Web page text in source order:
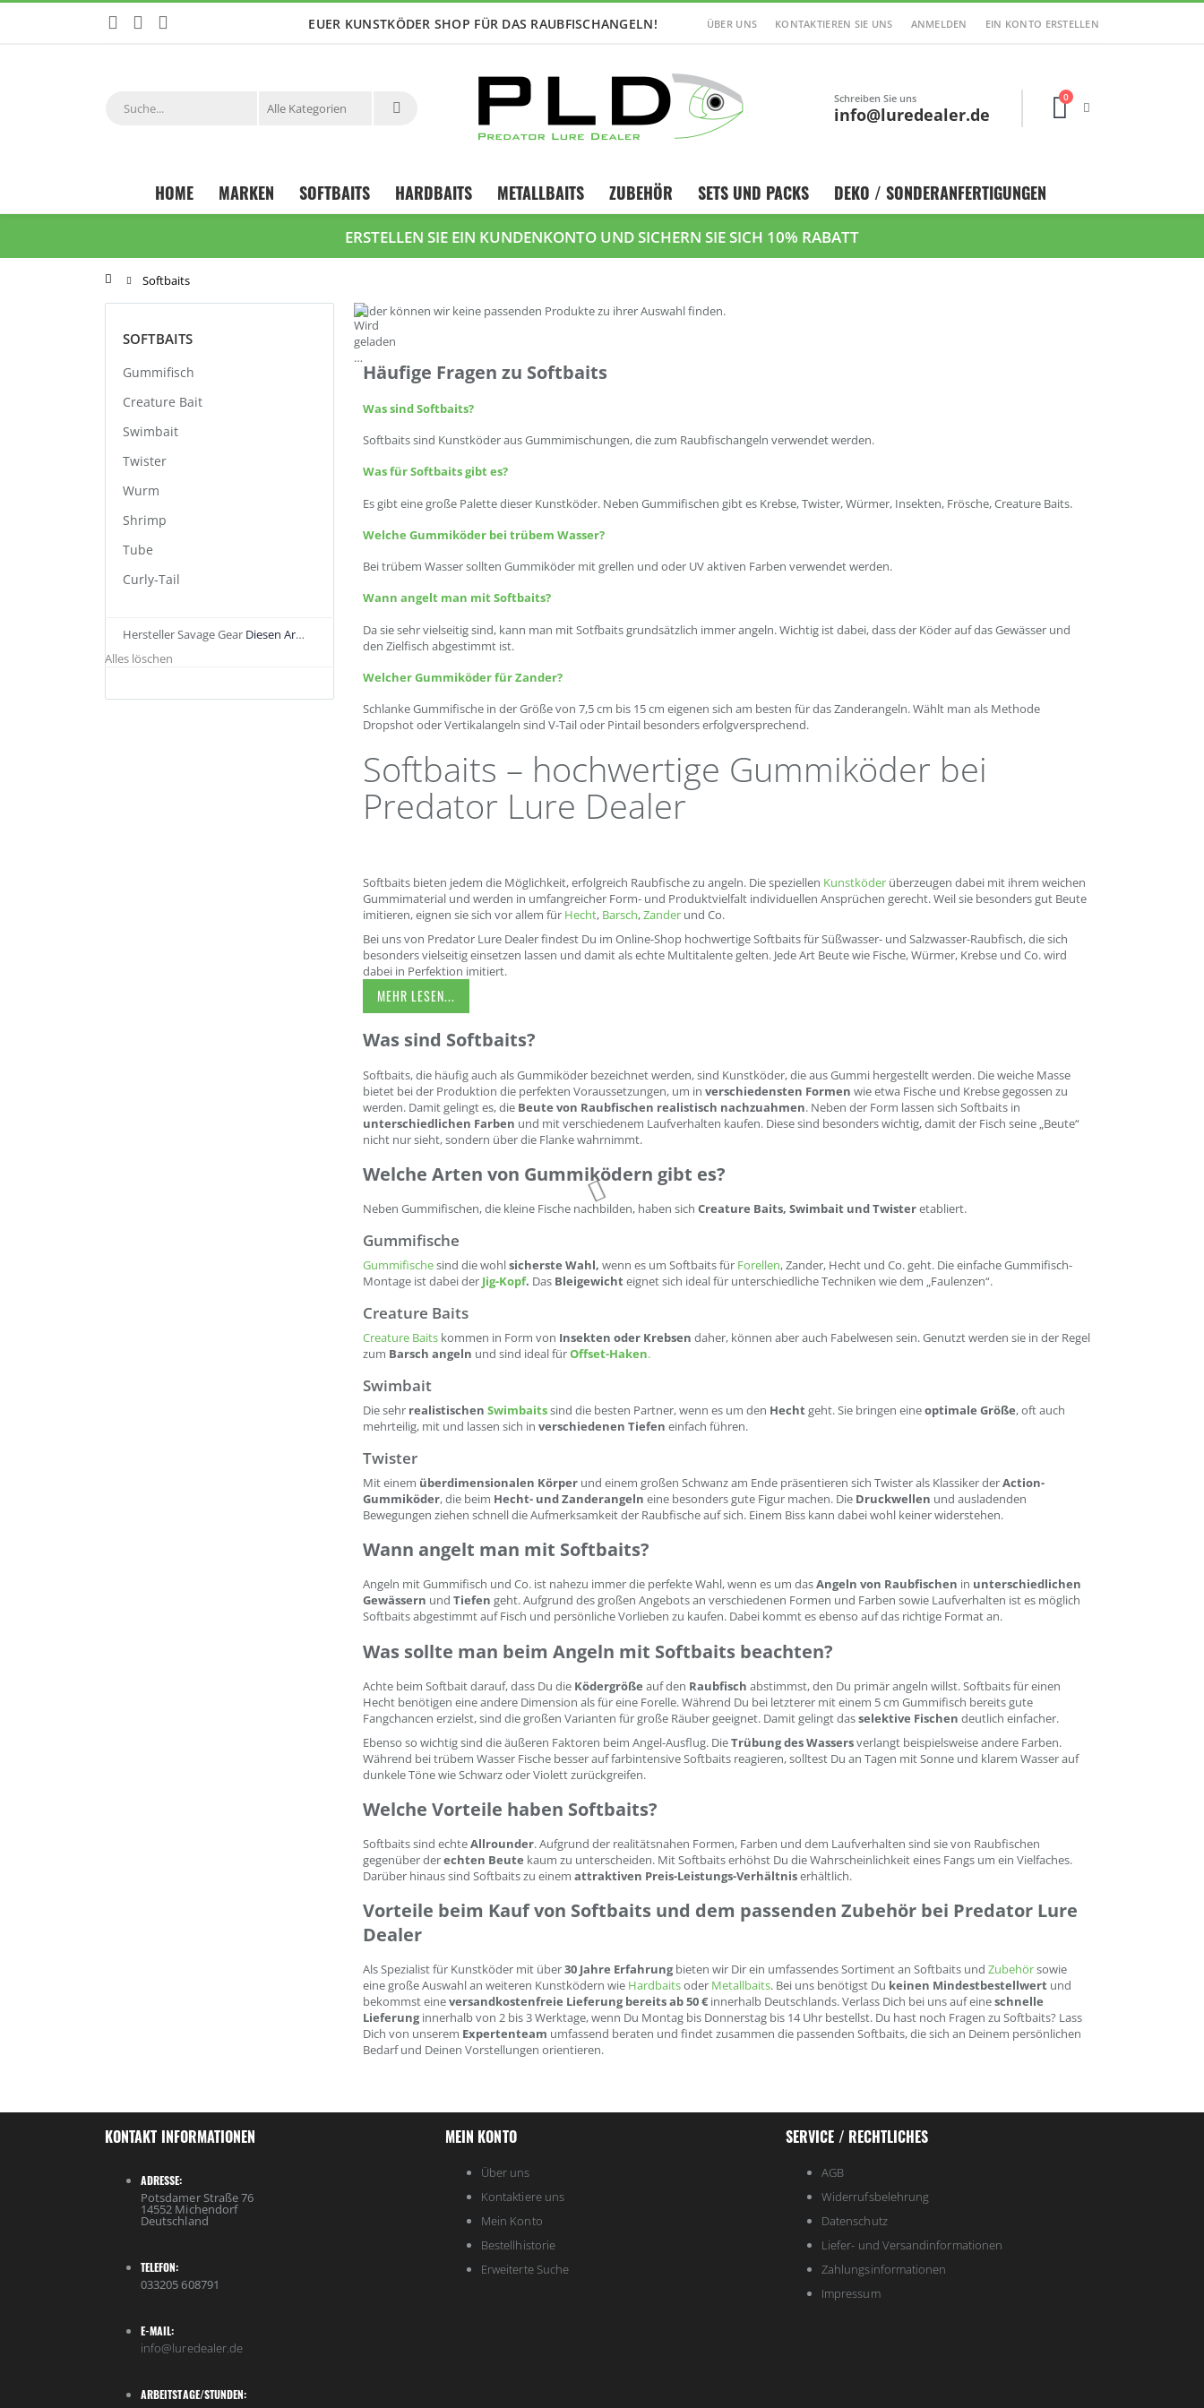
Zum
Inhalt
EUER KUNSTKÖDER SHOP FÜR DAS RAUBFISCHANGELN! ÜBER UNS KONTAKTIEREN SIE UNS ANMELDEN EIN KONTO ERSTELLEN
Cart
0
Schreiben Sie uns
info@luredealer.de
HOME MARKEN SOFTBAITS HARDBAITS METALLBAITS ZUBEHÖR SETS UND PACKS DEKO / SONDERANFERTIGUNGEN
ERSTELLEN SIE EIN KUNDENKONTO UND SICHERN SIE SICH 10% RABATT
Startseite
Softbaits
Leider können wir keine passenden Produkte zu ihrer Auswahl finden.
Häufige Fragen zu Softbaits
Was sind Softbaits?
Softbaits sind Kunstköder aus Gummimischungen, die zum Raubfischangeln verwendet werden.
Was für Softbaits gibt es?
Es gibt eine große Palette dieser Kunstköder. Neben Gummifischen gibt es Krebse, Twister, Würmer, Insekten, Frösche, Creature Baits.
Welche Gummiköder bei trübem Wasser?
Bei trübem Wasser sollten Gummiköder mit grellen und oder UV aktiven Farben verwendet werden.
Wann angelt man mit Softbaits?
Da sie sehr vielseitig sind, kann man mit Sotfbaits grundsätzlich immer angeln. Wichtig ist dabei, dass der Köder auf das Gewässer und
den Zielfisch abgestimmt ist.
Welcher Gummiköder für Zander?
Schlanke Gummifische in der Größe von 7,5 cm bis 15 cm eigenen sich am besten für das Zanderangeln. Wählt man als Methode
Dropshot oder Vertikalangeln sind V-Tail oder Pintail besonders erfolgversprechend.
Softbaits – hochwertige Gummiköder bei
Predator Lure Dealer
Softbaits bieten jedem die Möglichkeit, erfolgreich Raubfische zu angeln. Die speziellen Kunstköderüberzeugen dabei mit ihrem weichen
Gummimaterial und werden in umfangreicher Form- und Produktvielfalt individuellen Ansprüchen gerecht. Weil sie besonders gut Beute
imitieren, eignen sie sich vor allem für Hecht, Barsch,Zanderund Co.
Bei uns von Predator Lure Dealer findest Du im Online-Shop hochwertige Softbaits für Süßwasser- und Salzwasser-Raubfisch, die sich
besonders vielseitig einsetzen lassen und damit als echte Multitalente gelten. Jede Art Beute wie Fische, Würmer, Krebse und Co. wird
dabei in Perfektion imitiert.
MEHR LESEN...
Was sind Softbaits?
Softbaits, die häufig auch als Gummiköder bezeichnet werden, sind Kunstköder, die aus Gummi hergestellt werden. Die weiche Masse
bietet bei der Produktion die perfekten Voraussetzungen, um in verschiedensten Formen wie etwa Fische und Krebse gegossen zu
werden. Damit gelingt es, die Beute von Raubfischen realistisch nachzuahmen. Neben der Form lassen sich Softbaits in
unterschiedlichen Farben und mit verschiedenem Laufverhalten kaufen. Diese sind besonders wichtig, damit der Fisch seine „Beute“
nicht nur sieht, sondern über die Flanke wahrnimmt.
Welche Arten von Gummiködern gibt es?
Neben Gummifischen, die kleine Fische nachbilden, haben sich Creature Baits, Swimbait und Twisteretabliert.
Gummifische
Gummifischesind die wohlsicherste Wahl, wenn es um Softbaits für Forellen, Zander, Hecht und Co. geht. Die einfache Gummifisch-
Montage ist dabei der Jig-Kopf. Das Bleigewichteignet sich ideal für unterschiedliche Techniken wie dem „Faulenzen“.
Creature Baits
Creature Baitskommen in Form von Insekten oder Krebsen daher, können aber auch Fabelwesen sein. Genutzt werden sie in der Regel
zum Barsch angeln und sind ideal fürOffset-Haken.
Swimbait
Die sehr realistischen Swimbaitssind die besten Partner, wenn es um den Hechtgeht. Sie bringen eineoptimale Größe, oft auch
mehrteilig, mit und lassen sich in verschiedenen Tiefen einfach führen.
Twister
Mit einem überdimensionalen Körperund einem großen Schwanz am Ende präsentieren sich Twister als Klassiker derAction-
Gummiköder, die beim Hecht- und Zanderangeln eine besonders gute Figur machen. Die Druckwellen und ausladenden
Bewegungen ziehen schnell die Aufmerksamkeit der Raubfische auf sich. Einem Biss kann dabei wohl keiner widerstehen.
Wann angelt man mit Softbaits?
Angeln mit Gummifisch und Co. ist nahezu immer die perfekte Wahl, wenn es um dasAngeln von Raubfischen in unterschiedlichen
Gewässern und Tiefen geht. Aufgrund des großen Angebots an verschiedenen Formen und Farben sowie Laufverhalten ist es möglich
Softbaits abgestimmt auf Fisch und persönliche Vorlieben zu kaufen. Dabei kommt es ebenso auf das richtige Format an.
Was sollte man beim Angeln mit Softbaits beachten?
Achte beim Softbait darauf, dass Du die Ködergröße auf den Raubfisch abstimmst, den Du primär angeln willst. Softbaits für einen
Hecht benötigen eine andere Dimension als für eine Forelle. Während Du bei letzterer mit einem 5 cm Gummifisch bereits gute
Fangchancen erzielst, sind die großen Varianten für große Räuber geeignet. Damit gelingt dasselektive Fischen deutlich einfacher.
Ebenso so wichtig sind die äußeren Faktoren beim Angel-Ausflug. DieTrübung des Wassersverlangt beispielsweise andere Farben.
Während bei trübem Wasser Fische besser auf farbintensive Softbaits reagieren, solltest Du an Tagen mit Sonne und klarem Wasser auf
dunkele Töne wie Schwarz oder Violett zurückgreifen.
Welche Vorteile haben Softbaits?
Softbaits sind echteAllrounder. Aufgrund der realitätsnahen Formen, Farben und dem Laufverhalten sind sie von Raubfischen
gegenüber derechten Beute kaum zu unterscheiden. Mit Softbaits erhöhst Du die Wahrscheinlichkeit eines Fangs um ein Vielfaches.
Darüber hinaus sind Softbaits zu einem attraktiven Preis-Leistungs-Verhältniserhältlich.
Vorteile beim Kauf von Softbaits und dem passenden Zubehör bei Predator Lure
Dealer
Als Spezialist für Kunstköder mit über30 Jahre Erfahrungbieten wir Dir ein umfassendes Sortiment an Softbaits und Zubehörsowie
eine große Auswahl an weiteren Kunstködern wie Hardbaitsoder Metallbaits. Bei uns benötigst Du keinen Mindestbestellwertund
bekommst eineversandkostenfreie Lieferung bereits ab 50 €innerhalb Deutschlands. Verlass Dich bei uns auf eineschnelle
Lieferunginnerhalb von 2 bis 3 Werktage, wenn Du Montag bis Donnerstag bis 14 Uhr bestellst. Du hast noch Fragen zu Softbaits? Lass
Dich von unserem Expertenteam umfassend beraten und findet zusammen die passenden Softbaits, die sich an Deinem persönlichen
Bedarf und Deinen Vorstellungen orientieren.
SOFTBAITS
Gummifisch
Creature Bait
Swimbait
Twister
Wurm
Shrimp
Tube
Curly-Tail
HerstellerSavage Gear Diesen Artikel entfernen
Alles löschen
KONTAKT INFORMATIONEN
ADRESSE:
Potsdamer Straße 76
14552 Michendorf
Deutschland
TELEFON:
033205 608791
E-MAIL:
info@luredealer.de
ARBEITSTAGE/STUNDEN:
MEIN KONTO
Über uns
Kontaktiere uns
Mein Konto
Bestellhistorie
Erweiterte Suche
SERVICE / RECHTLICHES
AGB
Widerrufsbelehrung
Datenschutz
Liefer- und Versandinformationen
Zahlungsinformationen
Impressum